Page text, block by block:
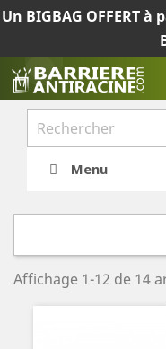
Un BIGBAG OFFERT
Menu
Affichage 1-12 de 14